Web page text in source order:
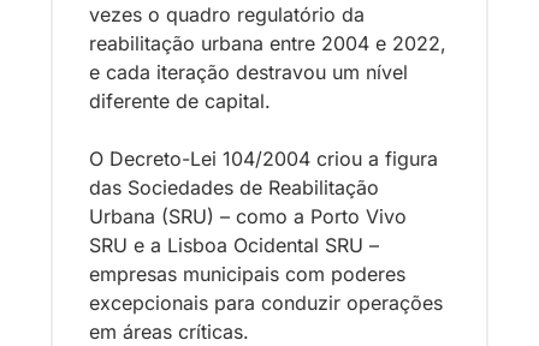
vezes o quadro regulatório da
reabilitação urbana entre 2004 e 2022,
e cada iteração destravou um nível
diferente de capital.
O Decreto-Lei 104/2004 criou a figura
das Sociedades de Reabilitação
Urbana (SRU) – como a Porto Vivo
SRU e a Lisboa Ocidental SRU –
excepcionais para conduzir operações
em áreas críticas.